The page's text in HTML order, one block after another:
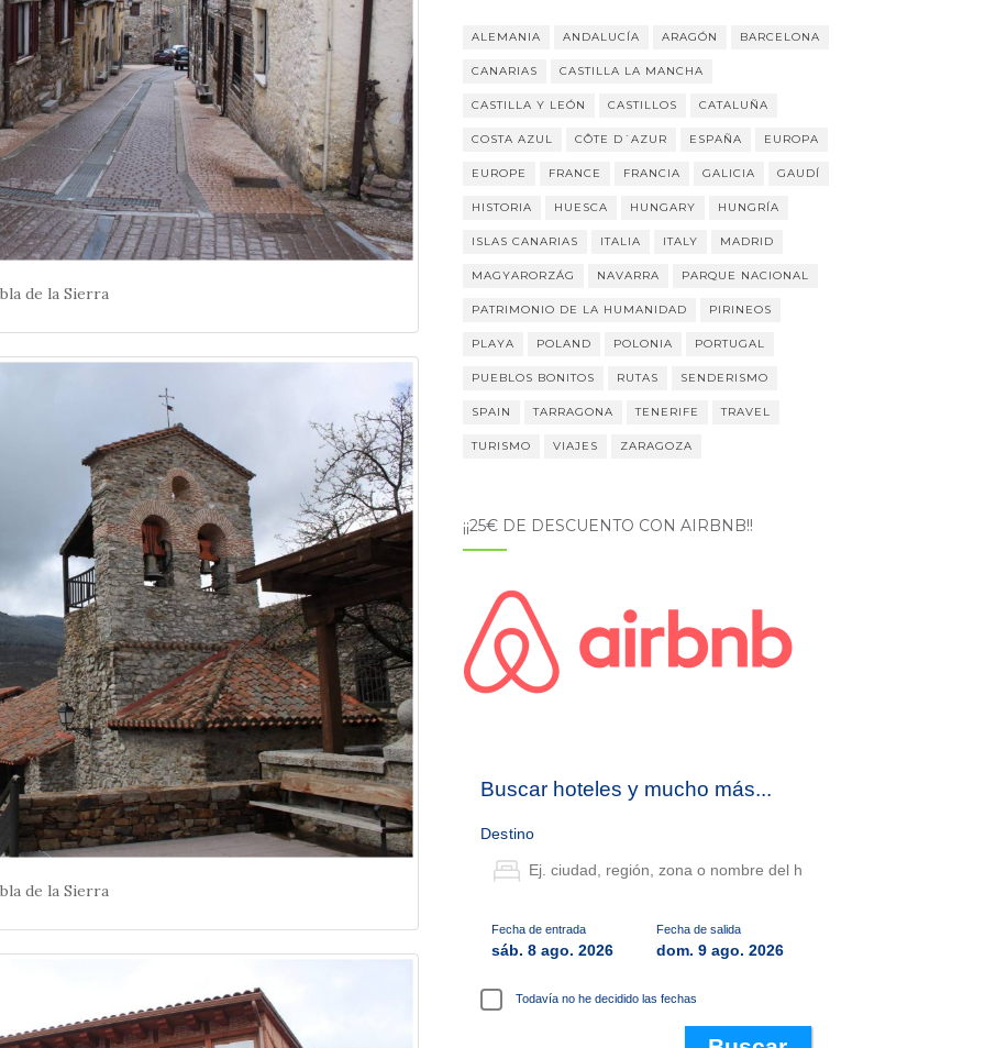
de la Sierra
de la Sierra
ALEMANIA ANDALUCÍA ARAGÓN BARCELONA
CANARIAS CASTILLA LA MANCHA
CASTILLA Y LEÓN CASTILLOS CATALUÑA
COSTA AZUL CÔTE D´AZUR ESPAÑA EUROPA
EUROPE FRANCE FRANCIA GALICIA GAUDÍ
HISTORIA HUESCA HUNGARY HUNGRÍA
ISLAS CANARIAS ITALIA ITALY MADRID
MAGYARORZÁG NAVARRA PARQUE NACIONAL
PATRIMONIO DE LA HUMANIDAD PIRINEOS
PLAYA POLAND POLONIA PORTUGAL
PUEBLOS BONITOS RUTAS SENDERISMO
SPAIN TARRAGONA TENERIFE TRAVEL
TURISMO VIAJES ZARAGOZA
¡¡25€ DE DESCUENTO CON AIRBNB!!
Buscar hoteles y mucho más...
Destino
Fecha de entrada
sáb. 8 ago. 2026
Fecha de salida
dom. 9 ago. 2026
Todavía no he decidido las fechas